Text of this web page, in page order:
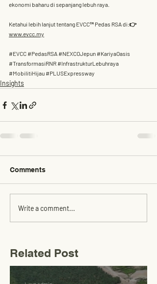
ekonomi baharu di sepanjang lebuh raya
Ketahui lebih lanjut tentang EVCC™ Pedas RSA di:👉
www.evcc.my
#EVCC #PedasRSA #NEXCOJepun #KariyaOasis
#TransformasiRNR #InfrastrukturLebuhraya
#MobilitiHijau #PLUSExpressway
Insights
Comments
Write a comment...
Related Post